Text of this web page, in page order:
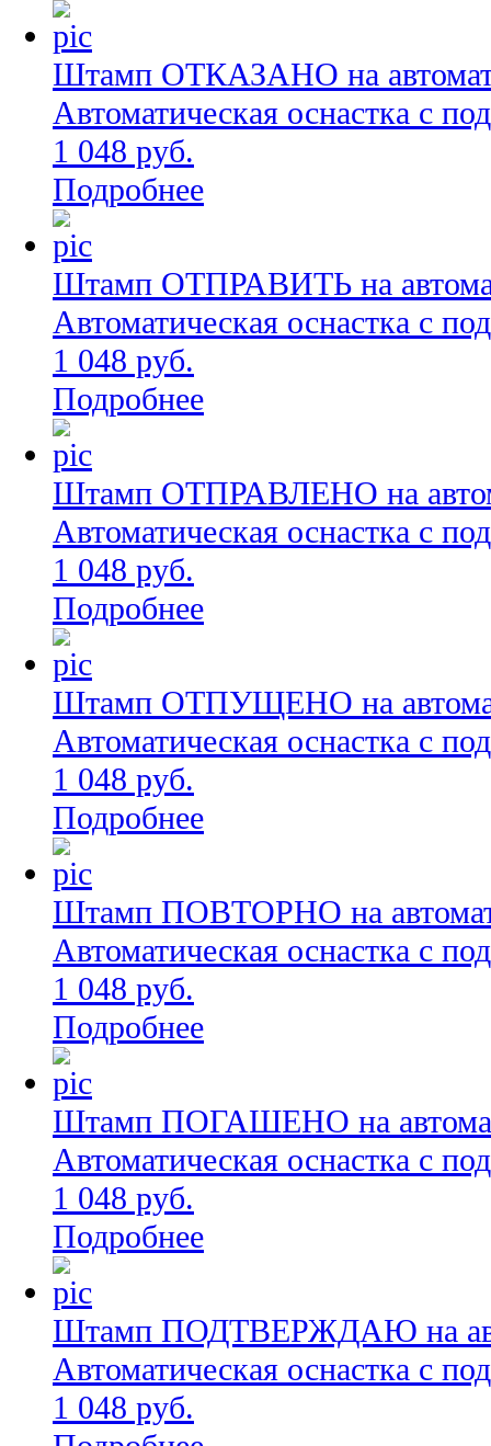
Штамп ОТКАЗАНО на
Автоматическая оснастка с
1 048 руб.
Подробнее
Штамп ОТПРАВИТЬ на
Автоматическая оснастка с
1 048 руб.
Подробнее
Штамп ОТПРАВЛЕНО на
Автоматическая оснастка с
1 048 руб.
Подробнее
Штамп ОТПУЩЕНО на
Автоматическая оснастка с
1 048 руб.
Подробнее
Штамп ПОВТОРНО на
Автоматическая оснастка с
1 048 руб.
Подробнее
Штамп ПОГАШЕНО на
Автоматическая оснастка с
1 048 руб.
Подробнее
Штамп ПОДТВЕРЖДАЮ на
Автоматическая оснастка с
1 048 руб.